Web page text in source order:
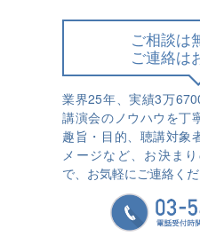
ご相談は
ご連絡は
業界25年、実績3万
講演会のノウハウを丁
趣旨・目的、聴講対象
メージなど、お決ま
で、お気軽にご連絡くだ